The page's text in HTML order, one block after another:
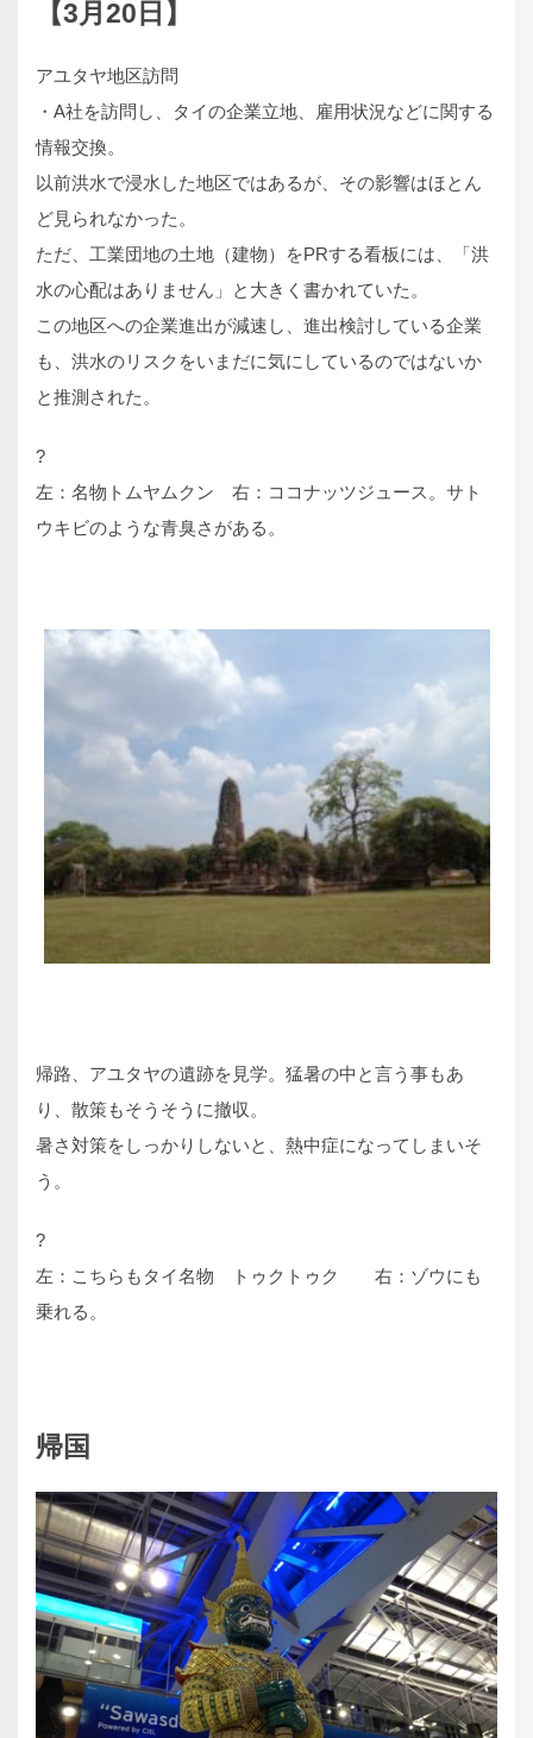
【3月20日】
アユタヤ地区訪問
・A社を訪問し、タイの企業立地、雇用状況などに関する
情報交換。
以前洪水で浸水した地区ではあるが、その影響はほとん
ど見られなかった。
ただ、工業団地の土地（建物）をPRする看板には、「洪
水の心配はありません」と大きく書かれていた。
この地区への企業進出が減速し、進出検討している企業
も、洪水のリスクをいまだに気にしているのではないか
と推測された。
?
左：名物トムヤムクン 右：ココナッツジュース。サト
ウキビのような青臭さがある。
帰路、アユタヤの遺跡を見学。猛暑の中と言う事もあ
り、散策もそうそうに撤収。
暑さ対策をしっかりしないと、熱中症になってしまいそ
う。
?
左：こちらもタイ名物 トゥクトゥク 右：ゾウにも
乗れる。
帰国